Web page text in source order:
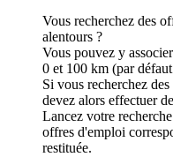
Vous recherchez des
alentours ?
Vous pouvez y
0 et 100 km (par
Si vous recherchez
devez alors effectuer
Lancez votre
offres d'emploi
restituée.